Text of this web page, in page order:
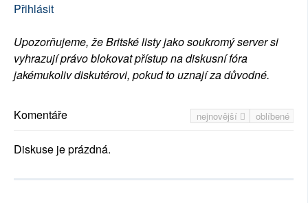
Přihlásit
Upozorňujeme, že Britské listy jako soukromý server si
vyhrazují právo blokovat přístup na diskusní fóra
jakémukoliv diskutérovi, pokud to uznají za důvodné.
nejnovější oblíbené
Komentáře
Diskuse je prázdná.